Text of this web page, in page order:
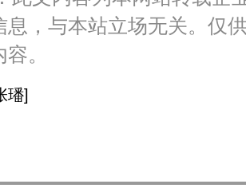
息，与本站立场无关。仅
。
璠]